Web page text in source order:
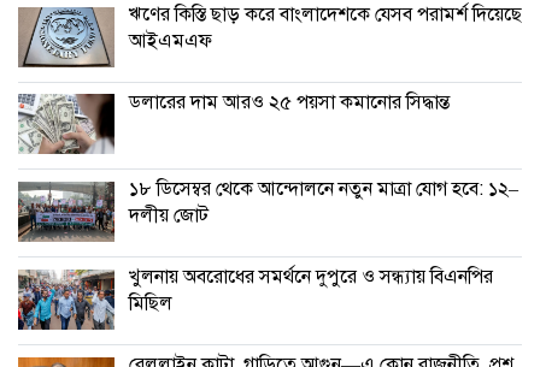
ঋণের কিস্তি ছাড় করে বাংলাদেশকে যেসব পরামর্শ দিয়েছে
আইএমএফ
ডলারের দাম আরও ২৫ পয়সা কমানোর সিদ্ধান্ত
১৮ ডিসেম্বর থেকে আন্দোলনে নতুন মাত্রা যোগ হবে: ১২–
দলীয় জোট
খুলনায় অবরোধের সমর্থনে দুপুরে ও সন্ধ্যায় বিএনপির
মিছিল